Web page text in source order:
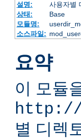
설명:
사용자별
상태:
Base
모듈명:
소스파일:
요약
이 모듈
http://
별 디렉